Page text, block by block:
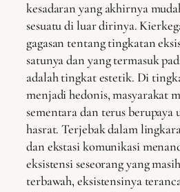
kesadaran yang akhirnya
sesuatu di luar dirinya.
gagasan tentang tingkatan
satunya dan yang termasuk
adalah tingkat estetik. Di
menjadi hedonis, masyarakat
sementara dan terus berupaya
hasrat. Terjebak dalam
dan ekstasi komunikasi
eksistensi seseorang yang
terbawah, eksistensinya